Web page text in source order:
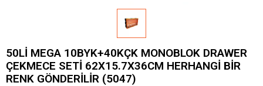
50Lİ MEGA 10BYK+40KÇK MONOBLOK DRAWER
ÇEKMECE SETİ 62X15.7X36CM HERHANGİ BİR
RENK GÖNDERİLİR (5047)